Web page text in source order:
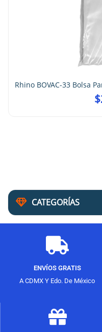
CATEGORÍAS
Rhino BOVAC-33 Bolsa
$
ENVÍOS GRATIS
A CDMX Y Edo. De México